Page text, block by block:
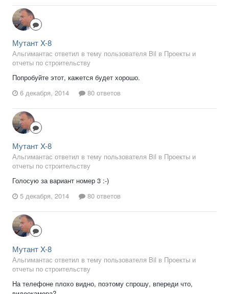
Мутант X-8
Альгимантас ответил в тему пользователя Bil в Проекты и
отчеты по строительству
Попробуйте этот, кажется будет хорошо.
6 декабря, 2014
80 ответов
Мутант X-8
Альгимантас ответил в тему пользователя Bil в Проекты и
отчеты по строительству
Голосую за вариант номер 3 :-)
5 декабря, 2014
80 ответов
Мутант X-8
Альгимантас ответил в тему пользователя Bil в Проекты и
отчеты по строительству
На телефоне плохо видно, поэтому спрошу, впереди что,